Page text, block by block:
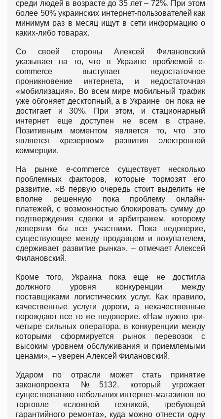
среди людей в возрасте до 35 лет – 72%. При этом
более 50% украинских интернет-пользователей как
минимум раз в месяц ищут в сети информацию о
каких-либо товарах.
Со своей стороны Алексей Филановский
указывает на то, что в Украине проблемой е-
commerce выступает недостаточное
проникновение интернета, и недостаточная
«мобилизация». Во всем мире мобильный трафик
уже обгоняет десктопный, а в Украине он пока не
достигает и 30%. При этом, и стационарный
интернет еще доступен не всем в стране.
Позитивным моментом является то, что это
является «резервом» развития электронной
коммерции.
На рынке e-commerce существует несколько
проблемных факторов, которые тормозят его
развитие. «В первую очередь стоит выделить не
вполне решенную пока проблему онлайн-
платежей, с возможностью блокировать сумму до
подтверждения сделки и арбитражем, которому
доверяли бы все участники. Пока недоверие,
существующее между продавцом и покупателем,
сдерживает развитие рынка», – отмечает Алексей
Филановский.
Кроме того, Украина пока еще не достигла
должного уровня конкуренции между
поставщиками логистических услуг. Как правило,
качественные услуги дороги, а некачественные
порождают все то же недоверие. «Нам нужно три-
четыре сильных оператора, в конкуренции между
которыми сформируется рынок перевозок с
высоким уровнем обслуживания и приемлемыми
ценами», – уверен Алексей Филановский.
Ударом по отрасли может стать принятие
законопроекта №5132, который угрожает
существованию небольших интернет-магазинов по
торговле «сложной техникой, требующей
гарантийного ремонта», куда можно отнести одну